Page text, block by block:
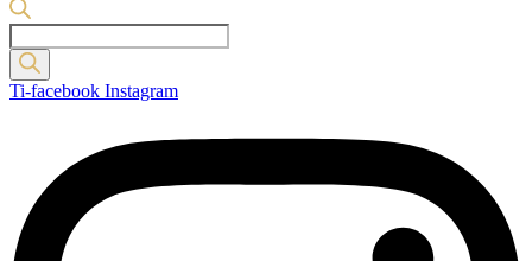
Products
search
Ti-facebook Instagram